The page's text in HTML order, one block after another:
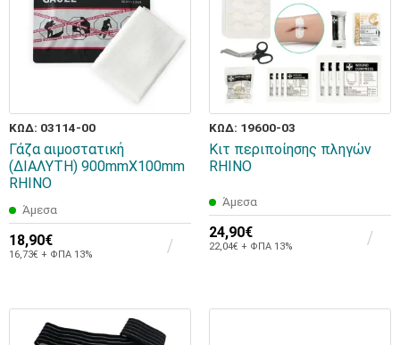
ΚΩΔ: 03114-00
Γάζα αιμοστατική
(ΔΙΑΛΥΤΗ) 900mmX100mm
RHINO
Άμεσα
18,90€
16,73€ + ΦΠΑ 13%
ΚΩΔ: 19600-03
Κιτ περιποίησης πληγών
RHINO
Άμεσα
24,90€
22,04€ + ΦΠΑ 13%